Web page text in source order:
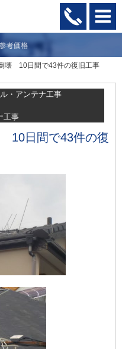
壊 10日間で43件の復旧工事
・アンテナ工事
工事
10日間で43件の復